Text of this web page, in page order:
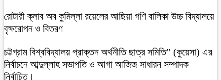
রোটারী ক্লাব অব কুমিল্লা রয়েলের আছিয়া গণি বালিকা উচ্চ বিদ্যালয়ে
বৃক্ষরোপন ও বিতরণ
চট্টগ্রাম বিশ্ববিদ্যালয় প্রাক্তন অর্থনীতি ছাত্র সমিতি” (কুয়েসা) এর
নির্বাচনে আব্দুল্লাহ সভাপতি ও আগা আজিজ সাধারন সম্পাদক
নির্বাচিত।